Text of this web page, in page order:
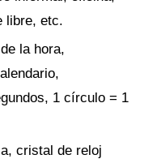
libre, etc.
la hora,
1 círculo = 1
cristal de reloj